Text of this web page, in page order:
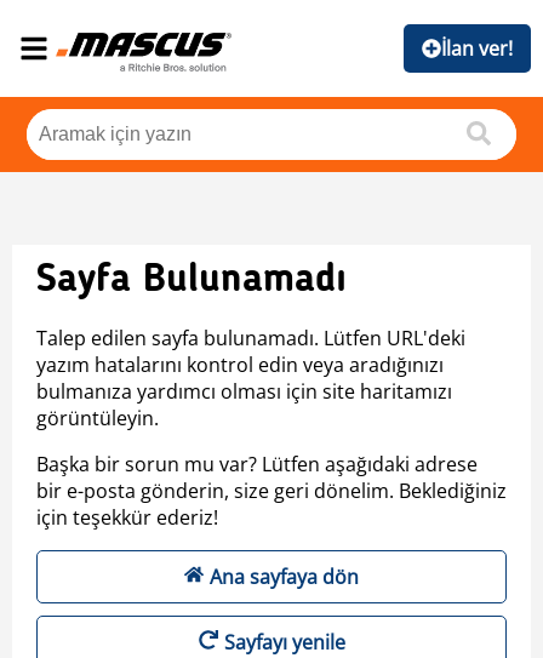
İlan ver!
Sayfa Bulunamadı
Talep edilen sayfa bulunamadı. Lütfen URL'deki
yazım hatalarını kontrol edin veya aradığınızı
bulmanıza yardımcı olması için site haritamızı
görüntüleyin.
Başka bir sorun mu var? Lütfen aşağıdaki adrese
bir e-posta gönderin, size geri dönelim. Beklediğiniz
için teşekkür ederiz!
Ana sayfaya dön
Sayfayı yenile